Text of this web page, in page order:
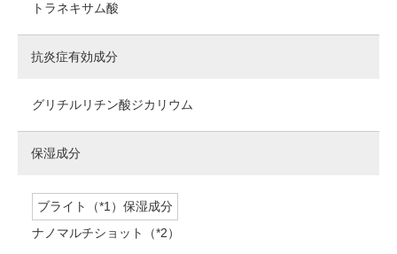
トラネキサム酸
抗炎症有効成分
グリチルリチン酸ジカリウム
保湿成分
ブライト（*1）保湿成分
ナノマルチショット（*2）